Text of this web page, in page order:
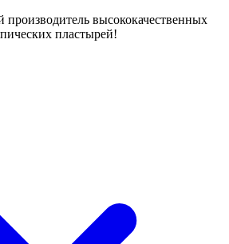
высококачественных
пластырей!